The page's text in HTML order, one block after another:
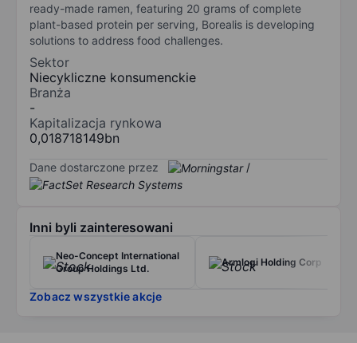
ready-made ramen, featuring 20 grams of complete
plant-based protein per serving, Borealis is developing
solutions to address food challenges.
Sektor
Niecykliczne konsumenckie
Branża
-
Kapitalizacja rynkowa
0,018718149bn
Dane dostarczone przez /
Inni byli zainteresowani
Neo-Concept International
Group Holdings Ltd.
Armlogi Holding Corp
Zobacz wszystkie akcje